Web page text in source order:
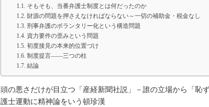
そもそも、当番弁護士制度とは何だったのか
財源の問題を押さえなければならない～一切の補助金・税金なし
刑事弁護のボランタリー化という構造問題
資力要件の歪みという問題
初度接見の本来的位置づけ
制度提言――三つの柱
結論
頭の悪さだけが目立つ「産経新聞社説」－誰の立場から「
護士運動に精神論をいう頓珍漢